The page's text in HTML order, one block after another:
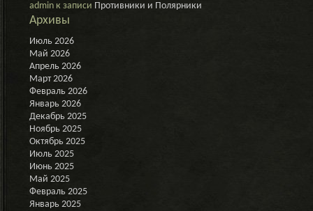
admin к записи Противники и Полярники
Архивы
Июль 2026
Май 2026
Апрель 2026
Март 2026
Февраль 2026
Январь 2026
Декабрь 2025
Ноябрь 2025
Октябрь 2025
Июль 2025
Июнь 2025
Май 2025
Февраль 2025
Январь 2025